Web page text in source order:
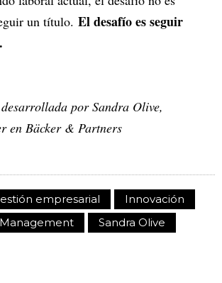
un título. El desafío es seguir
por Sandra Olive,
en Bäcker & Partners
empresarial
Innovación
Management Sandra Olive